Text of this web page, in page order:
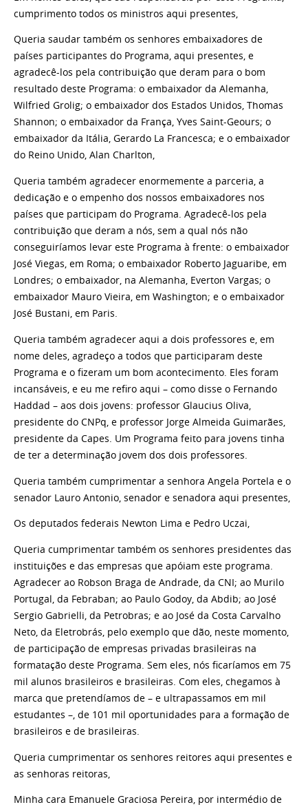
cumprimento todos os ministros aqui presentes,
Queria saudar também os senhores embaixadores de
países participantes do Programa, aqui presentes, e
agradecê-los pela contribuição que deram para o bom
resultado deste Programa: o embaixador da Alemanha,
Wilfried Grolig; o embaixador dos Estados Unidos, Thomas
Shannon; o embaixador da França, Yves Saint-Geours; o
embaixador da Itália, Gerardo La Francesca; e o embaixador
do Reino Unido, Alan Charlton,
Queria também agradecer enormemente a parceria, a
dedicação e o empenho dos nossos embaixadores nos
países que participam do Programa. Agradecê-los pela
contribuição que deram a nós, sem a qual nós não
conseguiríamos levar este Programa à frente: o embaixador
José Viegas, em Roma; o embaixador Roberto Jaguaribe, em
Londres; o embaixador, na Alemanha, Everton Vargas; o
embaixador Mauro Vieira, em Washington; e o embaixador
José Bustani, em Paris.
Queria também agradecer aqui a dois professores e, em
nome deles, agradeço a todos que participaram deste
Programa e o fizeram um bom acontecimento. Eles foram
incansáveis, e eu me refiro aqui – como disse o Fernando
Haddad – aos dois jovens: professor Glaucius Oliva,
presidente do CNPq, e professor Jorge Almeida Guimarães,
presidente da Capes. Um Programa feito para jovens tinha
de ter a determinação jovem dos dois professores.
Queria também cumprimentar a senhora Angela Portela e o
senador Lauro Antonio, senador e senadora aqui presentes,
Os deputados federais Newton Lima e Pedro Uczai,
Queria cumprimentar também os senhores presidentes das
instituições e das empresas que apóiam este programa.
Agradecer ao Robson Braga de Andrade, da CNI; ao Murilo
Portugal, da Febraban; ao Paulo Godoy, da Abdib; ao José
Sergio Gabrielli, da Petrobras; e ao José da Costa Carvalho
Neto, da Eletrobrás, pelo exemplo que dão, neste momento,
de participação de empresas privadas brasileiras na
formatação deste Programa. Sem eles, nós ficaríamos em 75
mil alunos brasileiros e brasileiras. Com eles, chegamos à
marca que pretendíamos de – e ultrapassamos em mil
estudantes –, de 101 mil oportunidades para a formação de
brasileiros e de brasileiras.
Queria cumprimentar os senhores reitores aqui presentes e
as senhoras reitoras,
Minha cara Emanuele Graciosa Pereira, por intermédio de